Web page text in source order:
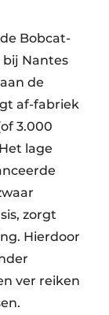
Bobcat-
Nantes
de
af-fabriek
3.000
lage
zorgt
Hierdoor
ver reiken